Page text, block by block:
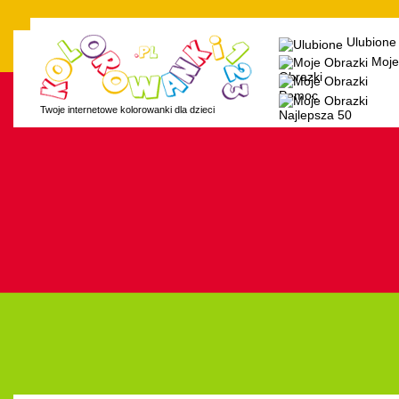
Twoje internetowe kolorowanki dla dzieci
Ulubione
Moje
Obrazki
Pomoc
Najlepsza 50